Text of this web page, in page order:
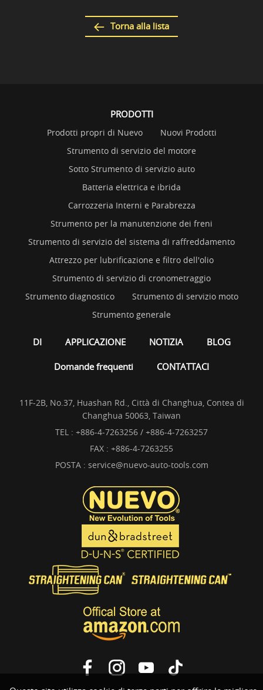
Torna alla lista
PRODOTTI
Prodotti propri di Nuevo
Nuovi Prodotti
Strumento di servizio del motore
Sotto Strumento di servizio auto
Batteria elettrica e ibrida
Carrozzeria Interni e Parabrezza
Strumento per la manutenzione dei freni
Strumento di servizio del sistema di raffreddamento
Attrezzo per lubrificazione e filtro dell'olio
Strumento di servizio di cronometraggio
Strumento diagnostico
Strumento di servizio moto
Strumento generale
DI APPLICAZIONE NOTIZIA BLOG
Domande frequenti CONTATTACI
11F-2B, No.37, Huashan Rd., Città di Changhua, Contea di
Changhua 50063, Taiwan
TEL : +886-4-7263256 / +886-4-7263257
FAX : +886-4-7263255
POSTA : service@nuevo-auto-tools.com